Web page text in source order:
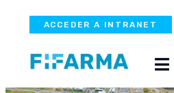
ACCEDER A INTRANET